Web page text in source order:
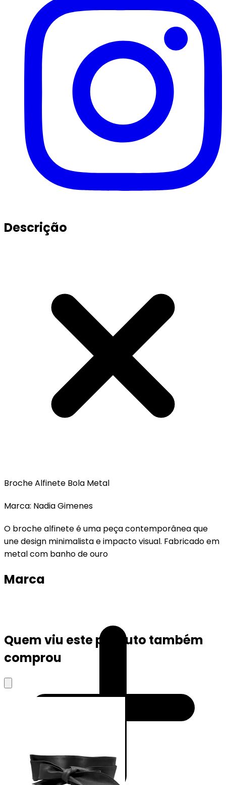
Descrição
Broche Alfinete Bola Metal
Marca: Nadia Gimenes
O broche alfinete é uma peça contemporânea que
une design minimalista e impacto visual. Fabricado em
metal com banho de ouro
Marca
Quem viu este produto também
comprou